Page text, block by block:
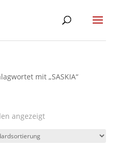
mit „SASKIA“
angezeigt